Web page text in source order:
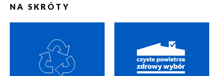
NA SKRÓTY